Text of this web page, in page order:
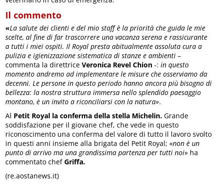
Il commento
«La salute dei clienti e del mio staff è la priorità che guida le mie
scelte, al fine di far trascorrere una vacanza serena e rassicurante
a tutti i miei ospiti. Il Royal presta abitualmente assoluta cura a
pulizia e igienizzazione sistematica di stanze e ambienti –
commenta la direttriceVeronica Revel Chion -:in questo
momento andremo ad implementare le misure che osserviamo da
decenni. Le persone in questo periodo hanno ancora più bisogno di
bellezza: la nostra struttura immersa nello splendido paesaggio
montano, è un invito a riconciliarsi con la natura».
Al Petit Royal la conferma della stella Michelin.Grande
soddisfazione per il giovane chef, che vede in questo
riconoscimento una conferma del valore di tutto il lavoro svolto
in questi anni insieme alla brigata del Petit Royal; «non è un
punto di arrivo ma una grandissima partenza per tutti noi» ha
commentato chefGriffa.
(re.aostanews.it)